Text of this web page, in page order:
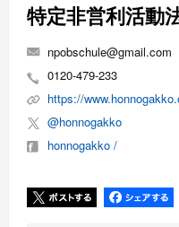
特定非営利活動
npobschule@gmail.com
0120-479-233
https://
@honnogakko
honnogakko /